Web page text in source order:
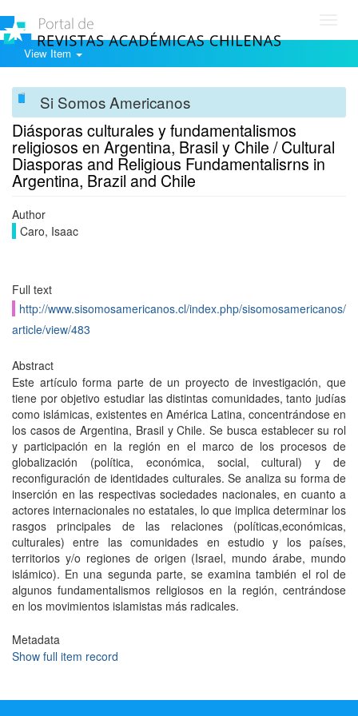
View Item
Si Somos Americanos
Diásporas culturales y fundamentalismos
religiosos en Argentina, Brasil y Chile / Cultural
Diasporas and Religious Fundamentalisrns in
Argentina, Brazil and Chile
Author
Caro, Isaac
Full text
http://www.sisomosamericanos.cl/index.php/sisomosamericanos/
article/view/483
Abstract
Este artículo forma parte de un proyecto de investigación, que
tiene por objetivo estudiar las distintas comunidades, tanto judías
como islámicas, existentes en América Latina, concentrándose en
los casos de Argentina, Brasil y Chile. Se busca establecer su rol
y participación en la región en el marco de los procesos de
globalización (política, económica, social, cultural) y de
reconfiguración de identidades culturales. Se analiza su forma de
inserción en las respectivas sociedades nacionales, en cuanto a
actores internacionales no estatales, lo que implica determinar los
rasgos principales de las relaciones (políticas,económicas,
culturales) entre las comunidades en estudio y los países,
territorios y/o regiones de origen (Israel, mundo árabe, mundo
islámico). En una segunda parte, se examina también el rol de
algunos fundamentalismos religiosos en la región, centrándose
en los movimientos islamistas más radicales.
Metadata
Show full item record